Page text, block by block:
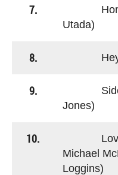
7.
Home
Utada)
8. Hey
9.
Jones)
10.
Love In
Michael
Loggins)